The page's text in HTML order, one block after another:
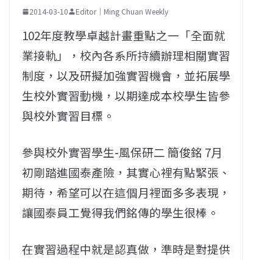
2014-03-10 Editor｜Ming Chuan Weekly
102年度教學卓越計畫重點之一「全面就
業接軌」，校內各系所持續辦理相關實習
制度，以及研擬加強實習機會，並拓展學
生校外實習動機，以期達成本校學生皆參
與校外實習目標。
參與校外實習學生-風保研二 簡俊銘 7月
初剛踏進國泰產險，其實心裡有點緊張、
期待，希望可以在這個月裡面多多表現，
讓國泰員工覺得我們銘傳的學生很棒。
在實習過程中就是認真做，準時是對提供